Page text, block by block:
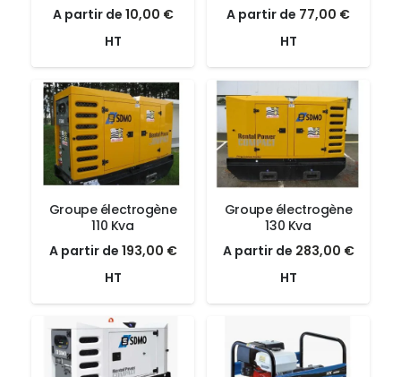
A partir de Le
initial
était :
10,00 €.
10,00 €Le
actuel
est :
10,00 €.
HT
A partir de Le
initial
était :
77,00 €.
77,00 €Le
actuel
est :
HT
Groupe électrogène
110 Kva
A partir de Le
prix
initial
était :
193,00 €.
193,00 €Le
actuel
HT
Groupe électrogène
130 Kva
A partir de Le
prix
initial
était :
283,00 €.
283,00 €Le
actuel
HT